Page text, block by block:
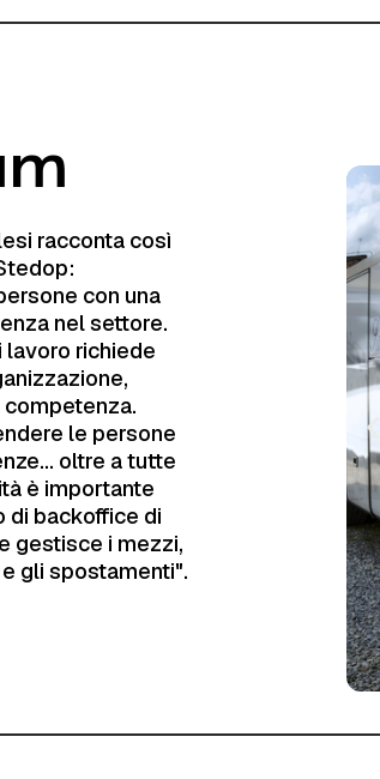
racconta così
con una
nel settore.
richiede
le persone
oltre a tutte
è importante
di backoffice di
gestisce i mezzi,
gli spostamenti".